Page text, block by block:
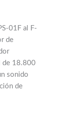
01F al F-
de
de 18.800
sonido
de